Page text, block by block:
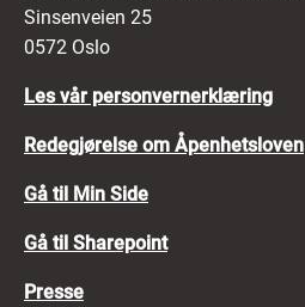
Sinsenveien 25
0572 Oslo
Les vår personvernerklæring
Redegjørelse om Åpenhetsloven
Gå til Min Side
Gå til Sharepoint
Presse